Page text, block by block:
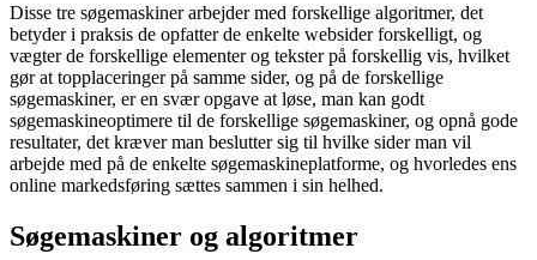
Disse tre søgemaskiner arbejder med forskellige algoritmer, det
betyder i praksis de opfatter de enkelte websider forskelligt, og
vægter de forskellige elementer og tekster på forskellig vis, hvilket
gør at topplaceringer på samme sider, og på de forskellige
søgemaskiner, er en svær opgave at løse, man kan godt
søgemaskineoptimere til de forskellige søgemaskiner, og opnå gode
resultater, det kræver man beslutter sig til hvilke sider man vil
arbejde med på de enkelte søgemaskineplatforme, og hvorledes ens
online markedsføring sættes sammen i sin helhed.
Søgemaskiner og algoritmer